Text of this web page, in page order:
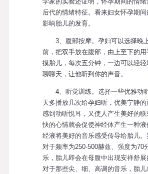
后代的情绪特征。看来妇女怀孕期
影响胎儿的发育。
3、腹部按摩。孕妇可以选择晚
前，把双手放在腹部，由上至下的
摸胎儿，每次五分钟，一边可以轻轻
聊聊天，让他听到你的声音。
4、听觉训练。选择一些优雅动
天多播放几次给孕妇听，优美宁静的
感到动听悦耳，又使人产生美好的
快的心情就会促使神经体产生一种液
经液将美好的音乐感受传导给胎儿。
对于频率为250-500赫兹、强度为70
乐，胎儿即会在母腹中出现安祥舒
对于那些尖、细、高调的音乐，胎儿